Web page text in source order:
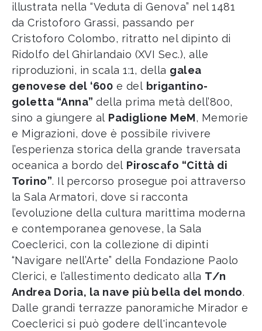
illustrata nella “Veduta di Genova” nel 1481
da Cristoforo Grassi, passando per
Cristoforo Colombo, ritratto nel dipinto di
Ridolfo del Ghirlandaio (XVI Sec.), alle
riproduzioni, in scala 1:1, della galea
genovese del ‘600 e del brigantino-
goletta “Anna”della prima metà dell’800,
sino a giungere al Padiglione MeM, Memorie
e Migrazioni, dove è possibile rivivere
l’esperienza storica della grande traversata
oceanica a bordo del Piroscafo “Città di
Torino”. Il percorso prosegue poi attraverso
la Sala Armatori, dove si racconta
l’evoluzione della cultura marittima moderna
e contemporanea genovese, la Sala
Coeclerici, con la collezione di dipinti
“Navigare nell’Arte” della Fondazione Paolo
Clerici, e l’allestimento dedicato alla T/n
Andrea Doria, la nave più bella del mondo.
Dalle grandi terrazze panoramiche Mirador e
Coeclerici si può godere dell'incantevole